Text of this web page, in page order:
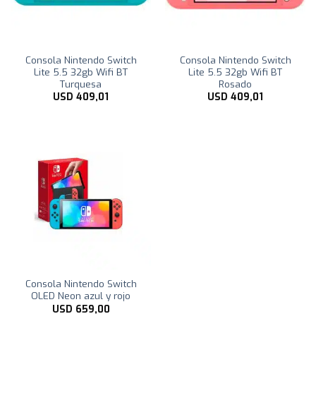
Consola Nintendo Switch
Lite 5.5 32gb Wifi BT
Turquesa
USD 409,01
Consola Nintendo Switch
Lite 5.5 32gb Wifi BT
Rosado
USD 409,01
Consola Nintendo Switch
OLED Neon azul y rojo
USD 659,00